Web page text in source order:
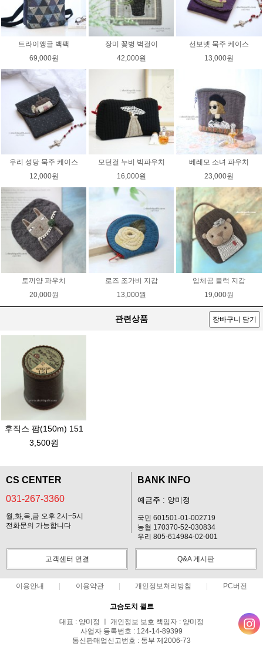
트라이앵글 백팩
69,000원
장미 꽃병 벽걸이
42,000원
선보넷 묵주 케이스
13,000원
우리 성당 묵주 케이스
12,000원
모던걸 누비 빅파우치
16,000원
베레모 소녀 파우치
23,000원
토끼양 파우치
20,000원
로즈 조가비 지갑
13,000원
입체곰 블럭 지갑
19,000원
관련상품 장바구니 담기
후직스 팜(150m) 151
3,500원
CS CENTER
031-267-3360
월,화,목,금 오후 2시~5시
전화문의 가능합니다
BANK INFO
예금주 : 양미정
국민 601501-01-002719
농협 170370-52-030834
우리 805-614984-02-001
고객센터 연결 Q&A 게시판
이용안내 이용약관 개인정보처리방침 PC버전
고슴도치 퀼트
대표 : 양미정 ㅣ 개인정보 보호 책임자 : 양미정
사업자 등록번호 : 124-14-89399
통신판매업신고번호 : 동부 제2006-73